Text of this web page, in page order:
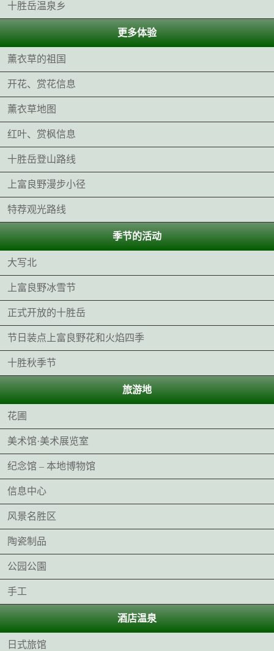
十胜岳温泉乡
更多体验
薰衣草的祖国
开花、赏花信息
薰衣草地图
红叶、赏枫信息
十胜岳登山路线
上富良野漫步小径
特荐观光路线
季节的活动
大写北
上富良野冰雪节
正式开放的十胜岳
节日装点上富良野花和火焰四季
十胜秋季节
旅游地
花圃
美术馆·美术展览室
纪念馆 – 本地博物馆
信息中心
风景名胜区
陶瓷制品
公园公園
手工
酒店温泉
日式旅馆